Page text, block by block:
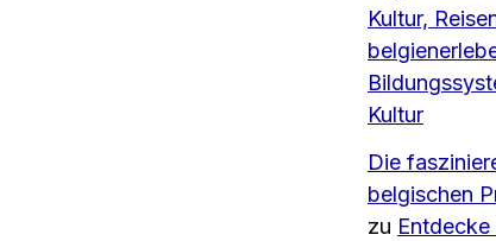
Kultur,
Kultur
Die
belgischen
zu